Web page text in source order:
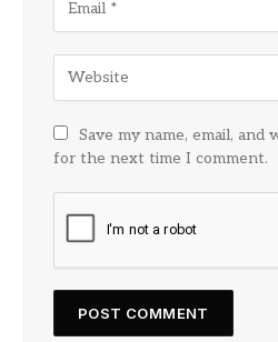
Save my name, email,
for the next time I comment.